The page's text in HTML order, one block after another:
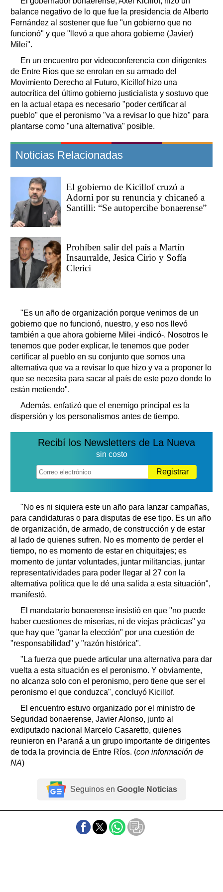
balance negativo de lo que fue la presidencia de Alberto
Fernández al sostener que fue "un gobierno que no
funcionó" y que "llevó a que ahora gobierne (Javier)
Milei".
En un encuentro por videoconferencia con dirigentes
de Entre Ríos que se enrolan en su armado del
Movimiento Derecho al Futuro, Kicillof hizo una
autocrítica del último gobierno justicialista y sostuvo que
en la actual etapa es necesario "poder certificar al
pueblo" que el peronismo "va a revisar lo que hizo" para
plantarse como "una alternativa" posible.
Noticias Relacionadas
El gobierno de Kicillof cruzó a
Adorni por su renuncia y chicaneó a
Santilli: “Se autopercibe bonaerense”
Prohíben salir del país a Martín
Insaurralde, Jesica Cirio y Sofía
Clerici
"Es un año de organización porque venimos de un
gobierno que no funcionó, nuestro, y eso nos llevó
también a que ahora gobierne Milei -indicó-. Nosotros le
tenemos que poder explicar, le tenemos que poder
certificar al pueblo en su conjunto que somos una
alternativa que va a revisar lo que hizo y va a proponer lo
que se necesita para sacar al país de este pozo donde lo
están metiendo".
Además, enfatizó que el enemigo principal es la
dispersión y los personalismos antes de tiempo.
Recibí los Newsletters de La Nueva
sin costo
Registrar
"No es ni siquiera este un año para lanzar campañas,
para candidaturas o para disputas de ese tipo. Es un año
de organización, de armado, de construcción y de estar
al lado de quienes sufren. No es momento de perder el
tiempo, no es momento de estar en chiquitajes; es
momento de juntar voluntades, juntar militancias, juntar
representatividades para poder llegar al 27 con la
alternativa política que le dé una salida a esta situación",
manifestó.
El mandatario bonaerense insistió en que "no puede
haber cuestiones de miserias, ni de viejas prácticas" ya
que hay que "ganar la elección" por una cuestión de
"responsabilidad" y "razón histórica".
"La fuerza que puede articular una alternativa para dar
vuelta a esta situación es el peronismo. Y obviamente,
no alcanza solo con el peronismo, pero tiene que ser el
peronismo el que conduzca", concluyó Kicillof.
El encuentro estuvo organizado por el ministro de
Seguridad bonaerense, Javier Alonso, junto al
exdiputado nacional Marcelo Casaretto, quienes
reunieron en Paraná a un grupo importante de dirigentes
de toda la provincia de Entre Ríos. (con información de
NA)
Seguinos en Google Noticias